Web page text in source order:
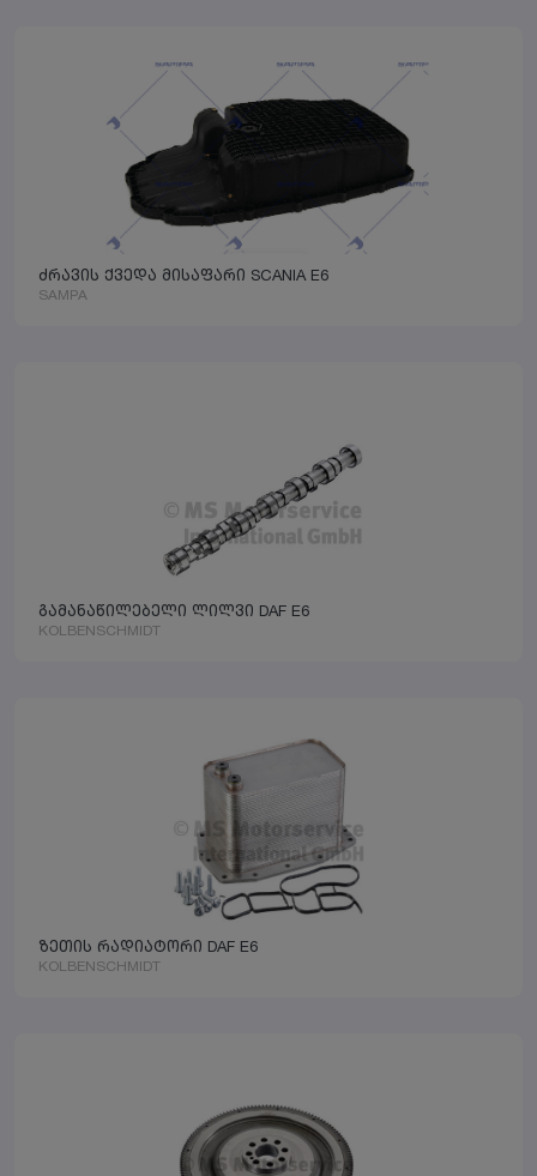
ძრავის ქვედა მისაფარი SCANIA E6
SAMPA
გამანაწილებელი ლილვი DAF E6
KOLBENSCHMIDT
ზეთის რადიატორი DAF E6
KOLBENSCHMIDT